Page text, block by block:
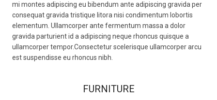
mi montes adipiscing eu bibendum ante adipiscing gravida per
consequat gravida tristique litora nisi condimentum lobortis
elementum. Ullamcorper ante fermentum massa a dolor
gravida parturient id a adipiscing neque rhoncus quisque a
ullamcorper tempor.Consectetur scelerisque ullamcorper arcu
est suspendisse eu rhoncus nibh.
FURNITURE